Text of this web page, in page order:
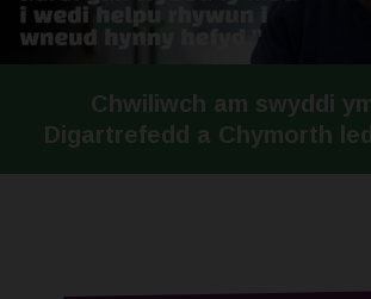
Chwiliwch am swyddi
Digartrefedd a Chymorth